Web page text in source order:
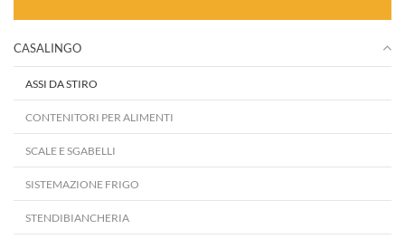
CASALINGO
ASSI DA STIRO
CONTENITORI PER ALIMENTI
SCALE E SGABELLI
SISTEMAZIONE FRIGO
STENDIBIANCHERIA